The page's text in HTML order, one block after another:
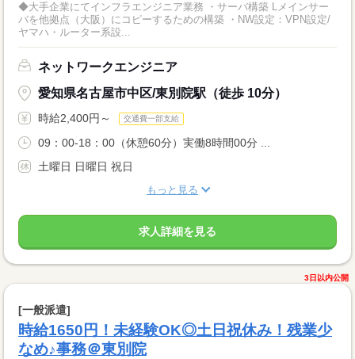
◆大手企業にてインフラエンジニア業務 ・サーバ構築 Lメインサー
バを他拠点（大阪）にコピーするための構築 ・NW設定：VPN設定/
ヤマハ・ルーター系設...
ネットワークエンジニア
愛知県名古屋市中区/東別院駅（徒歩 10分）
時給2,400円～ 交通費一部支給
09：00-18：00（休憩60分）実働8時間00分 ...
土曜日 日曜日 祝日
もっと見る
求人詳細を見る
3日以内公開
[一般派遣]
時給1650円！未経験OK◎土日祝休み！残業少
なめ♪事務＠東別院